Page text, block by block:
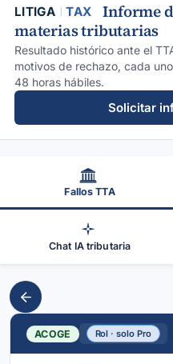
LITIGA TAX
Informe
materias tributarias
Resultado histórico ante el
motivos de rechazo, cada
48 horas hábiles.
Solicitar
Fallos TTA
Chat IA tributaria
ACOGE Rol · solo Pro